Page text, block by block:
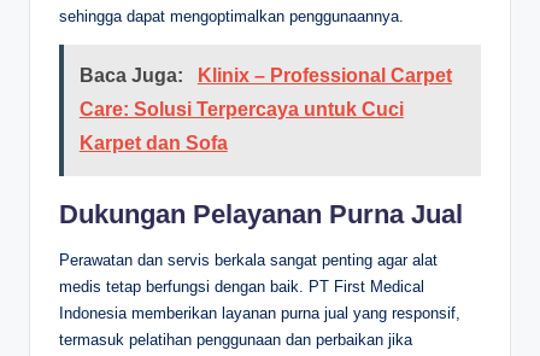
sehingga dapat mengoptimalkan penggunaannya.
Baca Juga:
Klinix – Professional Carpet
Care: Solusi Terpercaya untuk Cuci
Karpet dan Sofa
Dukungan Pelayanan Purna Jual
Perawatan dan servis berkala sangat penting agar alat
medis tetap berfungsi dengan baik. PT First Medical
Indonesia memberikan layanan purna jual yang responsif,
termasuk pelatihan penggunaan dan perbaikan jika